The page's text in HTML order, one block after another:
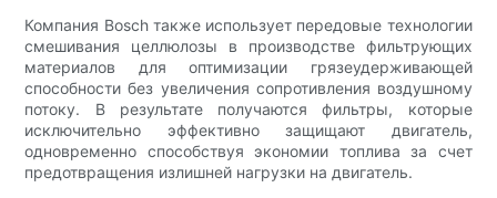
Компания Bosch также использует передовые технологии
смешивания целлюлозы в производстве фильтрующих
материалов для оптимизации грязеудерживающей
способности без увеличения сопротивления воздушному
потоку. В результате получаются фильтры, которые
исключительно эффективно защищают двигатель,
одновременно способствуя экономии топлива за счет
предотвращения излишней нагрузки на двигатель.